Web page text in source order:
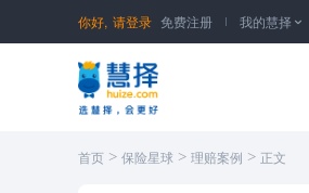
你好, 请登录 免费注册 我的慧择 
首页 > 保险星球 > 理赔案例 > 正文